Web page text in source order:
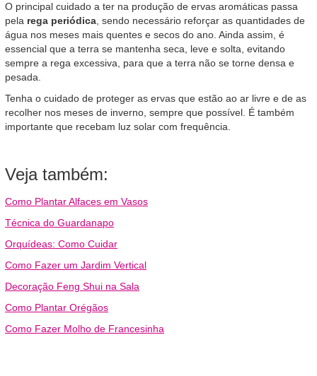
O principal cuidado a ter na produção de ervas aromáticas passa
pela rega periódica , sendo necessário reforçar as quantidades de
água nos meses mais quentes e secos do ano. Ainda assim, é
essencial que a terra se mantenha seca, leve e solta, evitando
sempre a rega excessiva, para que a terra não se torne densa e
pesada.
Tenha o cuidado de proteger as ervas que estão ao ar livre e de as
recolher nos meses de inverno, sempre que possível. É também
importante que recebam luz solar com frequência.
Veja também:
Como Plantar Alfaces em Vasos
Técnica do Guardanapo
Orquídeas: Como Cuidar
Como Fazer um Jardim Vertical
Decoração Feng Shui na Sala
Como Plantar Orégãos
Como Fazer Molho de Francesinha